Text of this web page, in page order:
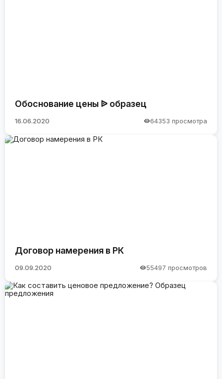
Обоснование цены ᐉ образец
16.06.2020 64353 просмотра
Договор намерения в РК
09.09.2020 55497 просмотров